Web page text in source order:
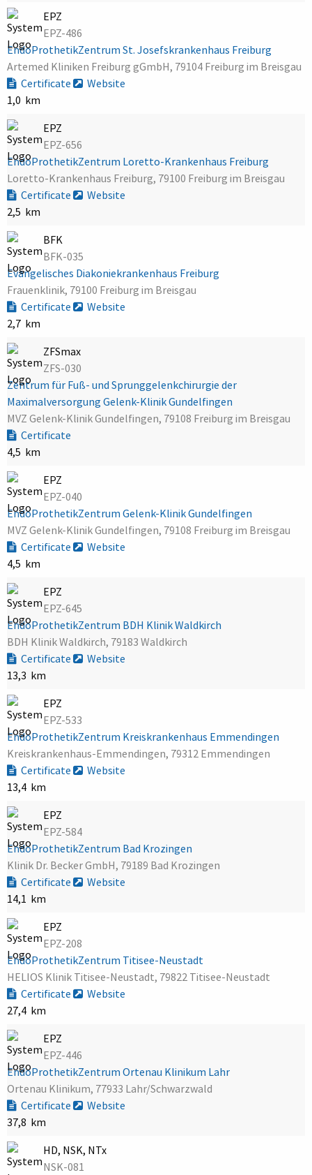
EPZ
EPZ-486
EndoProthetikZentrum St. Josefskrankenhaus Freiburg
Artemed Kliniken Freiburg gGmbH, 79104 Freiburg im Breisgau
Certificate
Website
1,0 km
EPZ
EPZ-656
EndoProthetikZentrum Loretto-Krankenhaus Freiburg
Loretto-Krankenhaus Freiburg, 79100 Freiburg im Breisgau
Certificate
Website
2,5 km
BFK
BFK-035
Evangelisches Diakoniekrankenhaus Freiburg
Frauenklinik, 79100 Freiburg im Breisgau
Certificate
Website
2,7 km
ZFSmax
ZFS-030
Zentrum für Fuß- und Sprunggelenkchirurgie der
Maximalversorgung Gelenk-Klinik Gundelfingen
MVZ Gelenk-Klinik Gundelfingen, 79108 Freiburg im Breisgau
Certificate
4,5 km
EPZ
EPZ-040
EndoProthetikZentrum Gelenk-Klinik Gundelfingen
MVZ Gelenk-Klinik Gundelfingen, 79108 Freiburg im Breisgau
Certificate
Website
4,5 km
EPZ
EPZ-645
EndoProthetikZentrum BDH Klinik Waldkirch
BDH Klinik Waldkirch, 79183 Waldkirch
Certificate
Website
13,3 km
EPZ
EPZ-533
EndoProthetikZentrum Kreiskrankenhaus Emmendingen
Kreiskrankenhaus-Emmendingen, 79312 Emmendingen
Certificate
Website
13,4 km
EPZ
EPZ-584
EndoProthetikZentrum Bad Krozingen
Klinik Dr. Becker GmbH, 79189 Bad Krozingen
Certificate
Website
14,1 km
EPZ
EPZ-208
EndoProthetikZentrum Titisee-Neustadt
HELIOS Klinik Titisee-Neustadt, 79822 Titisee-Neustadt
Certificate
Website
27,4 km
EPZ
EPZ-446
EndoProthetikZentrum Ortenau Klinikum Lahr
Ortenau Klinikum, 77933 Lahr/Schwarzwald
Certificate
Website
37,8 km
HD, NSK, NTx
NSK-081